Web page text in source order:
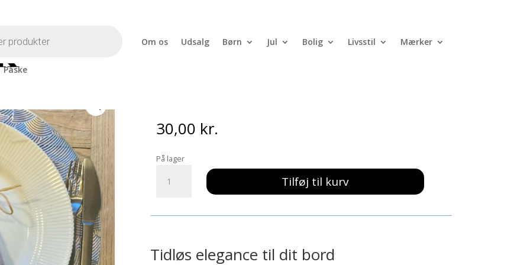
Om os Udsalg Børn Jul Bolig Livsstil Mærker
Påske
30,00 kr.
På lager
Dækkeserviet
Sølv
Tilføj til kurv
Tidløs elegance til dit bord